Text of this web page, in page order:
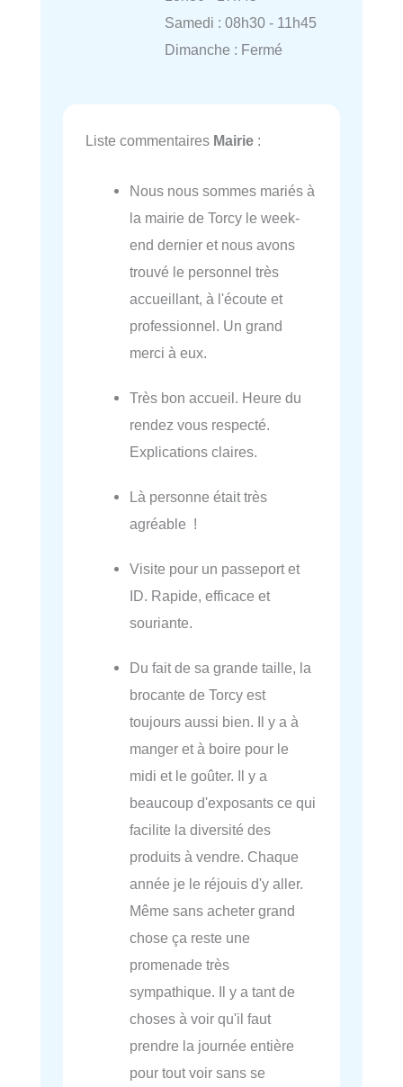
Samedi : 08h30 - 11h45
Dimanche : Fermé
Liste commentaires Mairie :
Nous nous sommes mariés à
la mairie de Torcy le week-
end dernier et nous avons
trouvé le personnel très
accueillant, à l'écoute et
professionnel. Un grand
merci à eux.
Très bon accueil. Heure du
rendez vous respecté.
Explications claires.
Là personne était très
agréable !
Visite pour un passeport et
ID. Rapide, efficace et
souriante.
Du fait de sa grande taille, la
brocante de Torcy est
toujours aussi bien. Il y a à
manger et à boire pour le
midi et le goûter. Il y a
beaucoup d'exposants ce qui
facilite la diversité des
produits à vendre. Chaque
année je le réjouis d'y aller.
Même sans acheter grand
chose ça reste une
promenade très
sympathique. Il y a tant de
choses à voir qu'il faut
prendre la journée entière
pour tout voir sans se